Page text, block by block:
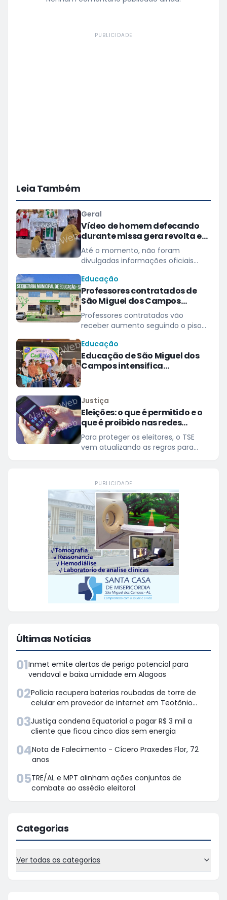
PUBLICIDADE
Leia Também
Geral
Vídeo de homem defecando
durante missa gera revolta e
indignação nas redes sociais
Até o momento, não foram
divulgadas informações oficiais
pela Paróquia
Educação
Professores contratados de
São Miguel dos Campos
recebem aumento de mais de
72% em seus salários
Professores contratados vão
receber aumento seguindo o piso
Educação
Educação de São Miguel dos
Campos intensifica
Justiça
Eleições: o que é permitido e o
que é proibido nas redes
sociais
Para proteger os eleitores, o TSE
vem atualizando as regras para
partidos, candidatos e provedores
de internet
PUBLICIDADE
Últimas Notícias
01Inmet emite alertas de perigo potencial para
vendaval e baixa umidade em Alagoas
02Polícia recupera baterias roubadas de torre de
celular em provedor de internet em Teotônio
03Justiça condena Equatorial a pagar R$ 3 mil a
cliente que ficou cinco dias sem energia
04Nota de Falecimento - Cícero Praxedes Flor, 72
anos
05TRE/AL e MPT alinham ações conjuntas de
combate ao assédio eleitoral
Categorias
Ver todas as categorias